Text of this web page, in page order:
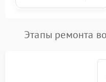
Этапы ремонта